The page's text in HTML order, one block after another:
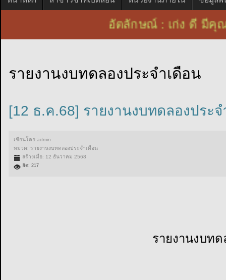
อัตลักษณ์ : เก่ง ดี
รายงานงบทดลองประจำเดือน
[12 ธ.ค.68] รายงานงบทดลองประ
เขียนโดยadmin
หมวด: รายงานงบทดลองประจำเดือน
สร้างเมื่อ: 12 ธันวาคม 2568
ฮิต: 217
รายงานงบท